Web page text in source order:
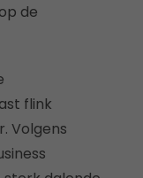
de
flink
Volgens